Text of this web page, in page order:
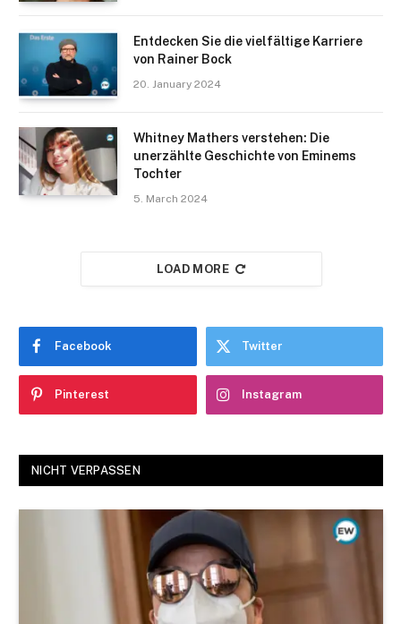
Entdecken Sie die vielfältige Karriere
von Rainer Bock
20. January 2024
Whitney Mathers verstehen: Die
unerzählte Geschichte von Eminems
Tochter
5. March 2024
LOAD MORE
Facebook Twitter
Pinterest Instagram
NICHT VERPASSEN